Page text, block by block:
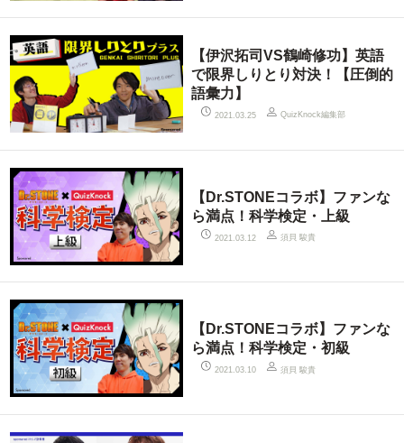
【伊沢拓司VS鶴崎修功】英語
で限界しりとり対決！【圧倒的
語彙力】
2021.03.25 QuizKnock編集部
【Dr.STONEコラボ】ファンな
ら満点！科学検定・上級
2021.03.12 須貝 駿貴
【Dr.STONEコラボ】ファンな
ら満点！科学検定・初級
2021.03.10 須貝 駿貴